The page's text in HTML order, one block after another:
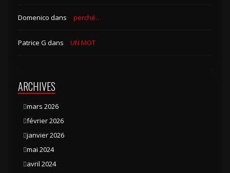
Domenico dans perché…
Patrice G dans UN MOT
ARCHIVES
mars 2026
février 2026
janvier 2026
mai 2024
avril 2024